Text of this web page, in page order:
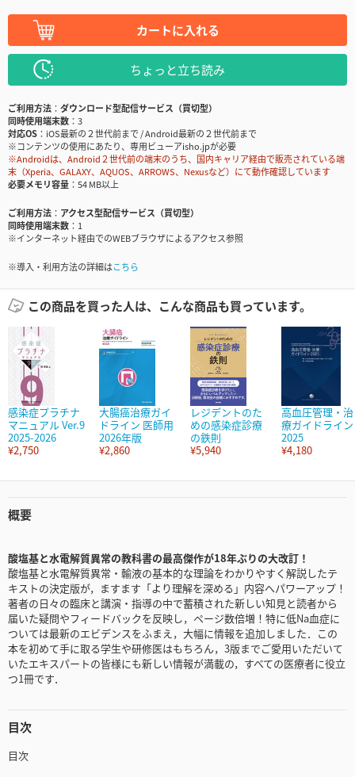
カートに入れる
ちょっと立ち読み
ご利用方法
ダウンロード型配信サービス（買切型）
同時使用端末数
3
対応OS
iOS最新の２世代前まで / Android最新の２世代前まで
※コンテンツの使用にあたり、専用ビューアisho.jpが必要
※Androidは、Android２世代前の端末のうち、国内キャリア経由で販売されている端
末（Xperia、GALAXY、AQUOS、ARROWS、Nexusなど）にて動作確認しています
必要メモリ容量
54 MB以上
ご利用方法
アクセス型配信サービス（買切型）
同時使用端末数
1
※インターネット経由でのWEBブラウザによるアクセス参照
※導入・利用方法の詳細はこちら
この商品を買った人は、こんな商品も買っています。
感染症プラチナ
マニュアル Ver.9
2025-2026
¥2,750
大腸癌治療ガイ
ドライン 医師用
2026年版
¥2,860
レジデントのた
めの感染症診療
の鉄則
¥5,940
高血圧管理・治
療ガイドライン
2025
¥4,180
概要
酸塩基と水電解質異常の教科書の最高傑作が18年ぶりの大改訂！
酸塩基と水電解質異常・輸液の基本的な理論をわかりやすく解説したテ
キストの決定版が，ますます「より理解を深める」内容へパワーアップ！
著者の日々の臨床と講演・指導の中で蓄積された新しい知見と読者から
届いた疑問やフィードバックを反映し，ページ数倍増！特に低Na血症に
ついては最新のエビデンスをふまえ，大幅に情報を追加しました．この
本を初めて手に取る学生や研修医はもちろん，3版までご愛用いただいて
いたエキスパートの皆様にも新しい情報が満載の，すべての医療者に役立
つ1冊です．
目次
目次